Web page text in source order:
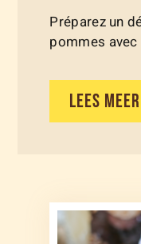
Préparez un
pommes
LEES MEER